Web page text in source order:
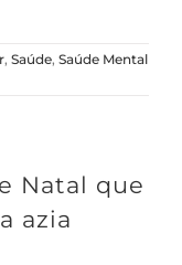
, Saúde, Saúde Mental
Natal que
azia